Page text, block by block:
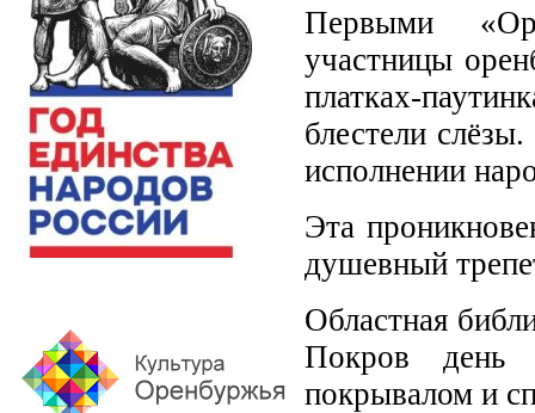
Первыми
участницы
платках-
блестели
исполнении
Эта
душевный
Областная
Покров день
покрывалом и